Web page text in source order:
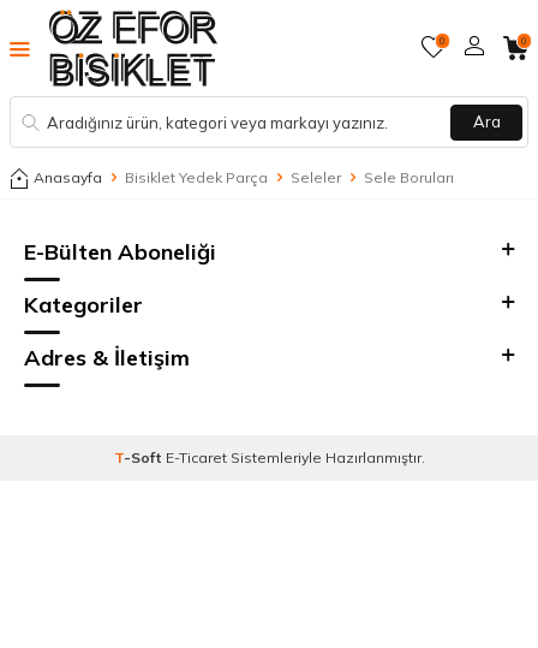
Ara
0 0
Anasayfa Bisiklet Yedek Parça Seleler Sele Boruları
E-Bülten Aboneliği
Kategoriler
Adres & İletişim
T-Soft E-TicaretSistemleriyle Hazırlanmıştır.